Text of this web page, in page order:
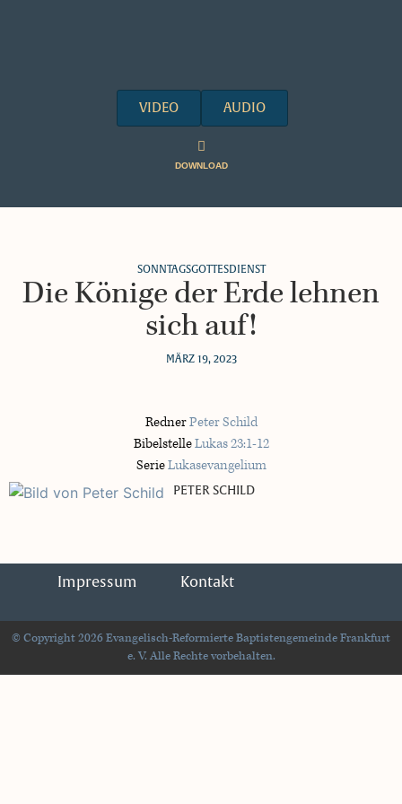
VIDEO AUDIO
DOWNLOAD
SONNTAGSGOTTESDIENST
Die Könige der Erde lehnen
sich auf!
MÄRZ 19, 2023
RednerPeter Schild
BibelstelleLukas 23:1-12
SerieLukasevangelium
PETER SCHILD
Impressum Kontakt
© Copyright 2026 Evangelisch-Reformierte Baptistengemeinde Frankfurt
e. V. Alle Rechte vorbehalten.